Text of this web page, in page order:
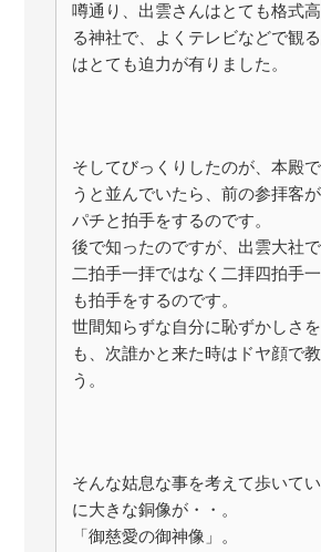
噂通り、出雲さんはとても格式
る神社で、よくテレビなどで観る
はとても迫力が有りました。
そしてびっくりしたのが、本殿
うと並んでいたら、前の参拝客
パチと拍手をするのです。
後で知ったのですが、出雲大社
二拍手一拝ではなく二拝四拍手
も拍手をするのです。
世間知らずな自分に恥ずかしさ
も、次誰かと来た時はドヤ顔で
う。
そんな姑息な事を考えて歩いて
に大きな銅像が・・。
「御慈愛の御神像」。